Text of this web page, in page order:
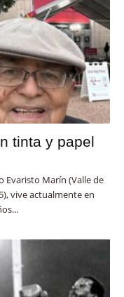
tinta y papel
Evaristo Marín (Valle de
vive actualmente en